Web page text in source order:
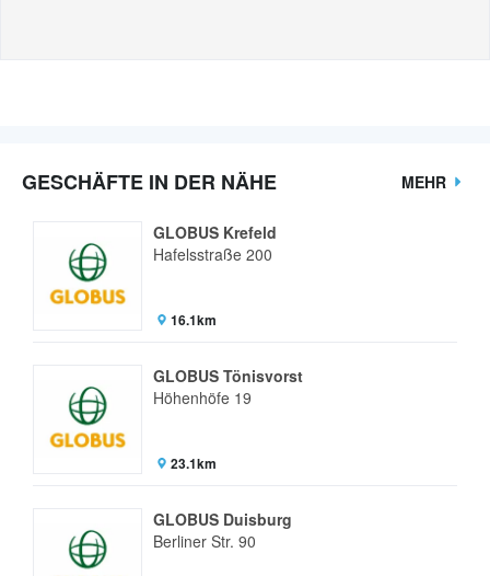
GESCHÄFTE IN DER NÄHE MEHR
GLOBUS Krefeld
Hafelsstraße 200
16.1km
GLOBUS Tönisvorst
Höhenhöfe 19
23.1km
GLOBUS Duisburg
Berliner Str. 90